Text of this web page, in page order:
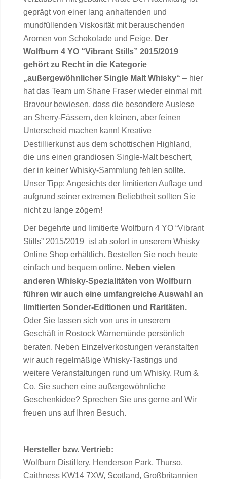
geprägt von einer lang anhaltenden und
mundfüllenden Viskosität mit berauschenden
Aromen von Schokolade und Feige. Der
Wolfburn 4 YO “Vibrant Stills” 2015/2019
gehört zu Recht in die Kategorie
„außergewöhnlicher Single Malt Whisky“ – hier
hat das Team um Shane Fraser wieder einmal mit
Bravour bewiesen, dass die besondere Auslese
an Sherry-Fässern, den kleinen, aber feinen
Unterscheid machen kann! Kreative
Destillierkunst aus dem schottischen Highland,
die uns einen grandiosen Single-Malt beschert,
der in keiner Whisky-Sammlung fehlen sollte.
Unser Tipp: Angesichts der limitierten Auflage und
aufgrund seiner extremen Beliebtheit sollten Sie
nicht zu lange zögern!
Der begehrte und limitierte Wolfburn 4 YO “Vibrant
Stills” 2015/2019 ist ab sofort in unserem Whisky
Online Shop erhältlich. Bestellen Sie noch heute
einfach und bequem online. Neben vielen
anderen Whisky-Spezialitäten von Wolfburn
führen wir auch eine umfangreiche Auswahl an
limitierten Sonder-Editionen und Raritäten.
Oder Sie lassen sich von uns in unserem
Geschäft in Rostock Warnemünde persönlich
beraten. Neben Einzelverkostungen veranstalten
wir auch regelmäßige Whisky-Tastings und
weitere Veranstaltungen rund um Whisky, Rum &
Co. Sie suchen eine außergewöhnliche
Geschenkidee? Sprechen Sie uns gerne an! Wir
freuen uns auf Ihren Besuch.
Hersteller bzw. Vertrieb:
Wolfburn Distillery, Henderson Park, Thurso,
Caithness KW14 7XW, Scotland, Großbritannien